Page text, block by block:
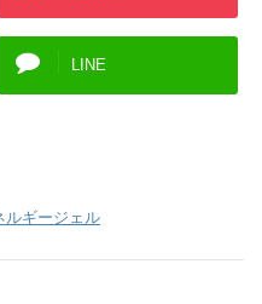
LINE
ルギージェル